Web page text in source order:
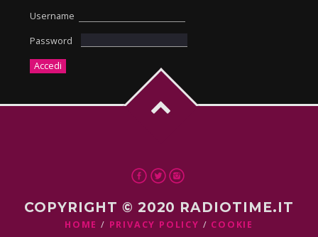
Username
Password
COPYRIGHT © 2020 RADIOTIME.IT
HOME PRIVACY POLICY COOKIE